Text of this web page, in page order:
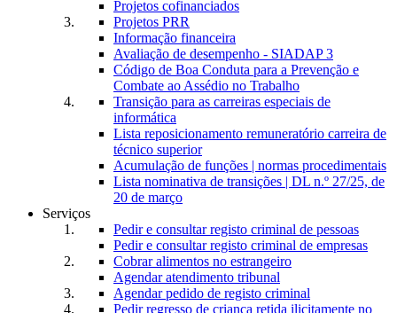
Projetos cofinanciados
Projetos PRR
Informação financeira
Avaliação de desempenho - SIADAP 3
Código de Boa Conduta para a Prevenção e
Combate ao Assédio no Trabalho
Transição para as carreiras especiais de
informática
Lista reposicionamento remuneratório carreira de
técnico superior
Acumulação de funções | normas procedimentais
Lista nominativa de transições | DL n.º 27/25, de
20 de março
Serviços
Pedir e consultar registo criminal de pessoas
Pedir e consultar registo criminal de empresas
Cobrar alimentos no estrangeiro
Agendar atendimento tribunal
Agendar pedido de registo criminal
Pedir regresso de criança retida ilicitamente no